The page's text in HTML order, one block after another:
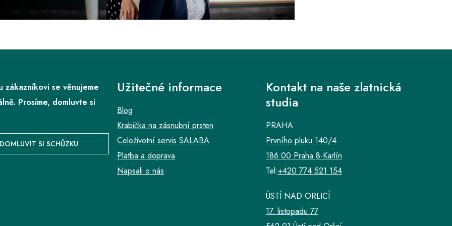
zákazníkovi se věnujeme
Prosíme, domluvte si
DOMLUVIT SI SCHŮZKU
Užitečné informace
Blog
Krabička na zásnubní prsten
Celoživotní servis SALABA
Platba a doprava
Napsali o nás
Kontakt na naše zlatnická
studia
PRAHA
Prvního pluku 140/4
186 00 Praha 8-Karlín
Tel:+420 774 521 154
ÚSTÍ NAD ORLICÍ
17. listopadu 77